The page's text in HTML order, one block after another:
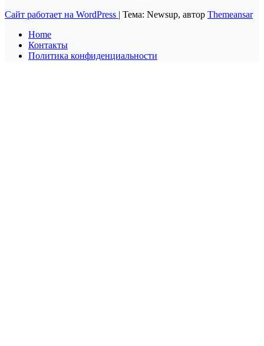
Сайт работает на WordPress | Тема: Newsup, автор Themeansar
Home
Контакты
Политика конфиденциальности